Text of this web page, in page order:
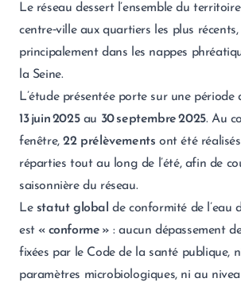
Le réseau dessert l’ensemble du
centre‑ville aux quartiers les plus
principalement dans les nappes
la Seine.
L’étude présentée porte sur une période
13 juin 2025au 30 septembre 2025. Au
fenêtre,22 prélèvements ont été
réparties tout au long de l’été, afin de
saisonnière du réseau.
Le statut global de conformité de l’eau
est « conforme » : aucun dépassement
fixées par le Code de la santé publique,
paramètres microbiologiques, ni au